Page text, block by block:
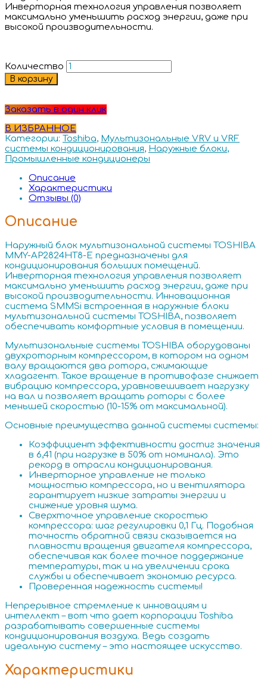
Инверторная технология управления позволяет
максимально уменьшить расход энергии, даже при
высокой производительности.
Количество
В корзину
Заказать в один клик
В ИЗБРАННОЕ
Категории: Toshiba, Мультизональные VRV и VRF
системы кондиционирования, Наружные блоки,
Промышленные кондиционеры
Описание
Характеристики
Отзывы (0)
Описание
Наружный блок мультизональной системы TOSHIBA
MMY-AP2824HT8-E предназначены для
кондиционирования больших помещений.
Инверторная технология управления позволяет
максимально уменьшить расход энергии, даже при
высокой производительности. Инновационная
система SMMSi встроенная в наружные блоки
мультизональной системы TOSHIBA, позволяет
обеспечивать комфортные условия в помещении.
Мультизональные системы TOSHIBA оборудованы
двухроторным компрессором, в котором на одном
валу вращаются два ротора, сжимающие
хладагент. Такое вращение в противофазе снижает
вибрацию компрессора, уравновешивает нагрузку
на вал и позволяет вращать роторы с более
меньшей скоростью (10-15% от максимальной).
Основные преимущества данной системы системы:
Коэффициент эффективности достиг значения
в 6,41 (при нагрузке в 50% от номинала). Это
рекорд в отрасли кондиционирования.
Инверторное управление не только
мощностью компрессора, но и вентилятора
гарантирует низкие затраты энергии и
снижение уровня шума.
Сверхточное управление скоростью
компрессора: шаг регулировки 0,1 Гц. Подобная
точность обратной связи сказывается на
плавности вращения двигателя компрессора,
обеспечивая как более точное поддержание
температуры, так и на увеличении срока
службы и обеспечивает экономию ресурса.
Проверенная надежность системы!
Непрерывное стремление к инновациям и
интеллект – вот что дает корпорации Toshiba
разрабатывать совершенные системы
кондиционирования воздуха. Ведь создать
идеальную систему – это настоящее искусство.
Характеристики